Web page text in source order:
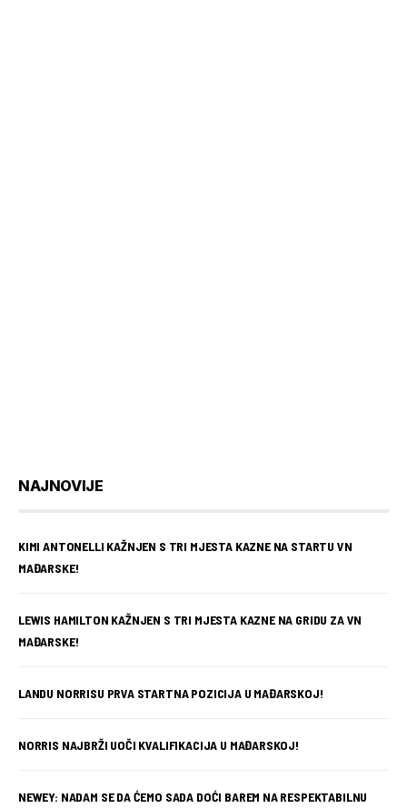
NAJNOVIJE
KIMI ANTONELLI KAŽNJEN S TRI MJESTA KAZNE NA STARTU VN
MAĐARSKE!
LEWIS HAMILTON KAŽNJEN S TRI MJESTA KAZNE NA GRIDU ZA VN
MAĐARSKE!
LANDU NORRISU PRVA STARTNA POZICIJA U MAĐARSKOJ!
NORRIS NAJBRŽI UOČI KVALIFIKACIJA U MAĐARSKOJ!
NEWEY: NADAM SE DA ĆEMO SADA DOĆI BAREM NA RESPEKTABILNU